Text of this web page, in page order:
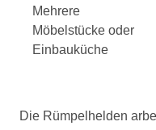
Mehrere
Möbelstücke oder
Einbauküche
Die Rümpelhelden